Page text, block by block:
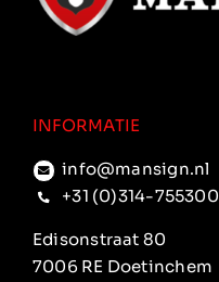
INFORMATIE
info@mansign.nl
+31 (0)314-755300
Edisonstraat 80
7006 RE Doetinchem